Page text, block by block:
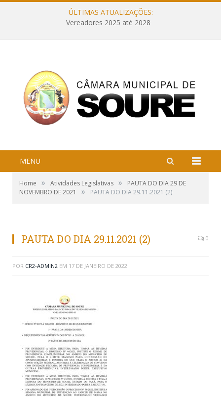
ÚLTIMAS ATUALIZAÇÕES:
Vereadores 2025 até 2028
MENU
Home » Atividades Legislativas »
PAUTA DO DIA 29 DE
NOVEMBRO DE 2021
» PAUTA DO DIA 29.11.2021 (2)
PAUTA DO DIA 29.11.2021 (2) 0
POR CR2-ADMIN2 EM 17 DE JANEIRO DE 2022